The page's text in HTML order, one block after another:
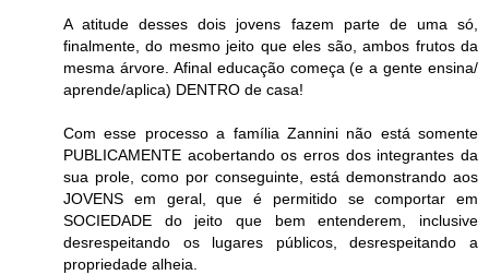
A atitude desses dois jovens fazem parte de uma só,
finalmente, do mesmo jeito que eles são, ambos frutos da
mesma árvore. Afinal educação começa (e a gente ensina/
aprende/aplica) DENTRO de casa!
Com esse processo a família Zannini não está somente
PUBLICAMENTE acobertando os erros dos integrantes da
sua prole, como por conseguinte, está demonstrando aos
JOVENS em geral, que é permitido se comportar em
SOCIEDADE do jeito que bem entenderem, inclusive
desrespeitando os lugares públicos, desrespeitando a
propriedade alheia.